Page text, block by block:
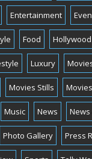
Entertainment
Food Hollywood
Luxury
Movies Stills
Music News
Photo Gallery Press